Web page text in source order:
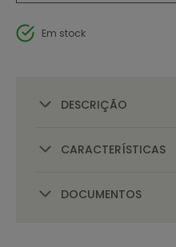
Em stock
DESCRIÇÃO
CARACTERÍSTICAS
DOCUMENTOS